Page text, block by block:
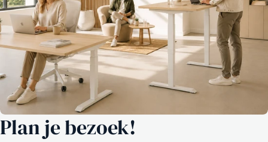
Plan je bezoek!